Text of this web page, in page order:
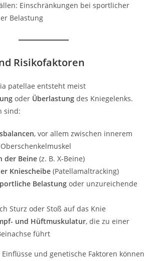
Einschränkungen bei sportlicher
Belastung
Risikofaktoren
patellae entsteht meist
oder Überlastung des Kniegelenks.
sind:
, vor allem zwischen innerem
der Beine (z. B. X-Beine)
Kniescheibe (Patellamaltracking)
Belastung oder unzureichende
Sturz oder Stoß auf das Knie
und Hüftmuskulatur, die zu einer
führt
und genetische Faktoren können